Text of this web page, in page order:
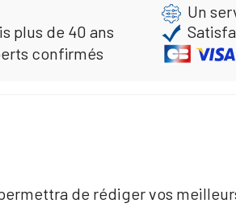
Un
plus de 40 ans
confirmés
de rédiger vos